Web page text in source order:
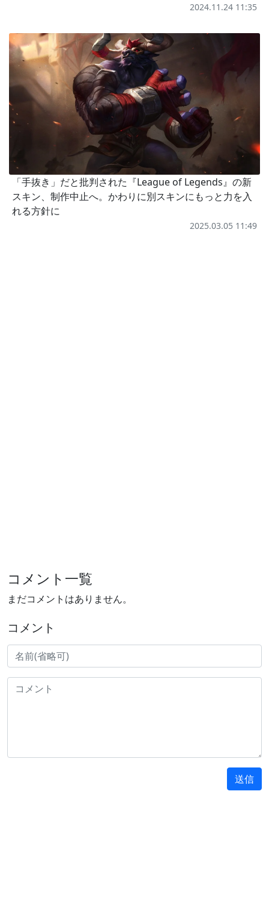
2024.11.24 11:35
「手抜き」だと批判された『League of Legends』の新
スキン、制作中止へ。かわりに別スキンにもっと力を入
れる方針に
2025.03.05 11:49
コメント一覧
まだコメントはありません。
コメント
送信